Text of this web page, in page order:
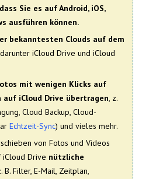
Sie es auf Android, iOS,
ausführen können.
bekanntesten Clouds auf dem
iCloud Drive und iCloud
mit wenigen Klicks auf
auf iCloud Drive übertragen, z.
Cloud Backup, Cloud-
Echtzeit-Sync) und vieles mehr.
von Fotos und Videos
iCloud Drive nützliche
B. Filter, E-Mail, Zeitplan,